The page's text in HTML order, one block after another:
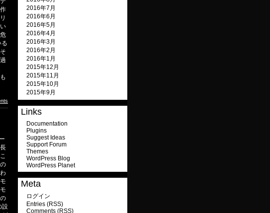
設
2016年7月
2016年6月
2016年5月
2016年4月
2016年3月
2016年2月
2016年1月
2015年12月
2015年11月
2015年10月
2015年9月
Links
Documentation
Plugins
Suggest Ideas
Support Forum
Themes
WordPress Blog
WordPress Planet
Meta
ログイン
Entries (RSS)
Comments (RSS)